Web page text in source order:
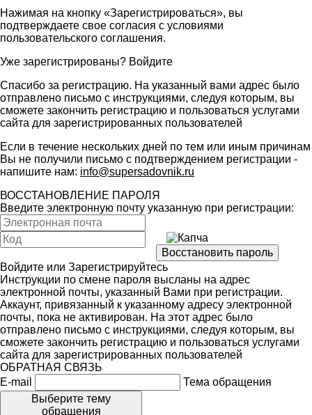
Нажимая на кнопку «Зарегистрироваться», вы
подтверждаете свое согласия с условиями
пользовательского соглашения.
Уже зарегистрированы? Войдите
Спасибо за регистрацию. На указанный вами адрес было
отправлено письмо с инструкциями, следуя которым, вы
сможете закончить регистрацию и пользоваться услугами
сайта для зарегистрированных пользователей
Если в течение нескольких дней по тем или иным причинам
Вы не получили письмо с подтверждением регистрации -
напишите нам: info@supersadovnik.ru
ВОССТАНОВЛЕНИЕ ПАРОЛЯ
Введите электронную почту указанную при регистрации:
Войдите или Зарегистрируйтесь
Инструкции по смене пароля высланы на адрес
электронной почты, указанный Вами при регистрации.
Аккаунт, привязанный к указанному адресу электронной
почты, пока не активирован. На этот адрес было
отправлено письмо с инструкциями, следуя которым, вы
сможете закончить регистрацию и пользоваться услугами
сайта для зарегистрированных пользователей
ОБРАТНАЯ СВЯЗЬ
E-mail
Тема обращения
Выберите тему
обращения